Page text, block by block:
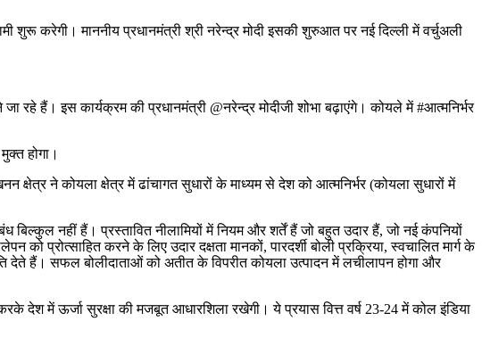
शुरू करेगी। माननीय प्रधानमंत्री श्री नरेन्‍द्र मोदी इसकी शुरुआत पर नई दिल्‍ली में वर्चुअली
हैं। इस कार्यक्रम की प्रधानमंत्री @नरेन्‍द्र मोदीजी शोभा बढ़ाएंगे। कोयले में #आत्‍मनिर्भर
होगा।
क्षेत्र ने कोयला क्षेत्र में ढांचागत सुधारों के माध्यम से देश को आत्‍मनिर्भर (कोयला सुधारों में
नहीं हैं। प्रस्तावित नीलामियों में नियम और शर्तें हैं जो बहुत उदार हैं, जो नई कंपनियों
प्रोत्साहित करने के लिए उदार दक्षता मानकों, पारदर्शी बोली प्रक्रिया, स्वचालित मार्ग के
हैं। सफल बोलीदाताओं को अतीत के विपरीत कोयला उत्पादन में लचीलापन होगा और
देश में ऊर्जा सुरक्षा की मजबूत आधारशिला रखेगी। ये प्रयास वित्त वर्ष 23-24 में कोल इंडिया